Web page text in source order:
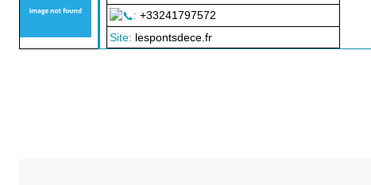
: +33241797572
Site: lespontsdece.fr